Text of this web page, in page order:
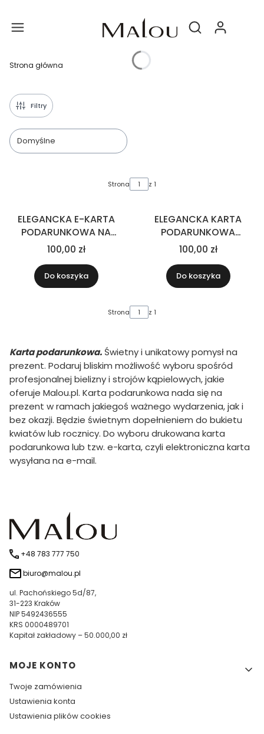
Otwórz
Strona główna
Filtry
Domyślne
Strona z 1
ELEGANCKA E-KARTA
PODARUNKOWA NA
PREZENT
100,00 zł
Do koszyka
ELEGANCKA KARTA
PODARUNKOWA
DRUKOWANA NA
PREZENT
100,00 zł
Do koszyka
Strona z 1
Karta podarunkowa. Świetny i unikatowy pomysł na
prezent. Podaruj bliskim możliwość wyboru spośród
profesjonalnej bielizny i strojów kąpielowych, jakie
oferuje Malou.pl. Karta podarunkowa nada się na
prezent w ramach jakiegoś ważnego wydarzenia, jak i
bez okazji. Będzie świetnym dopełnieniem do bukietu
kwiatów lub rocznicy. Do wyboru drukowana karta
podarunkowa lub tzw. e-karta, czyli elektroniczna karta
wysyłana na e-mail.
+48 783 777 750
biuro@malou.pl
ul. Pachońskiego 5d/87,
31-223 Kraków
NIP 5492436555
KRS 0000489701
Kapitał zakładowy – 50.000,00 zł
Linki w stopce
MOJE KONTO
Twoje zamówienia
Ustawienia konta
Ustawienia plików cookies